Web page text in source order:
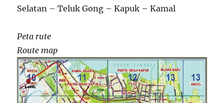
Selatan – Teluk Gong – Kapuk – Kamal
Peta rute
Route map